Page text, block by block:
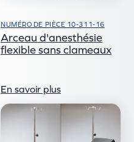
NUMÉRO DE PIÈCE 10-311-16
Arceau d'anesthésie
flexible sans clameaux
En savoir plus